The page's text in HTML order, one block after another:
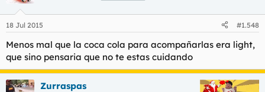
18 Jul 2015 #1.548
Menos mal que la coca cola para acompañarlas era light,
que sino pensaria que no te estas cuidando
Zurraspas